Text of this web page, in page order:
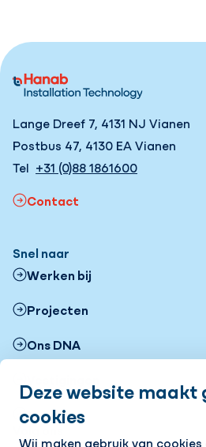
Deze website maakt
cookies
Wij maken gebruik van cookies
Lange Dreef 7, 4131 NJ Vianen
Postbus 47, 4130 EA Vianen
Tel +31 (0)88 1861600
Contact
Snel naar
Werken bij
Projecten
Ons DNA
Nieuws